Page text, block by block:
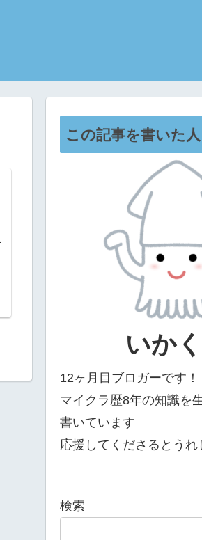
この記事を書いた人
いか
12ヶ月目ブロガーです！
マイクラ歴8年の知識を
書いています
応援してくださるとうれ
検索